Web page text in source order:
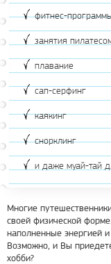
фитнес-
занятия
плавание
сап-серфинг
каякинг
снорклинг
и даже муай-тай
Многие
своей физической
наполненные энергией
Возможно, и Вы
хобби?